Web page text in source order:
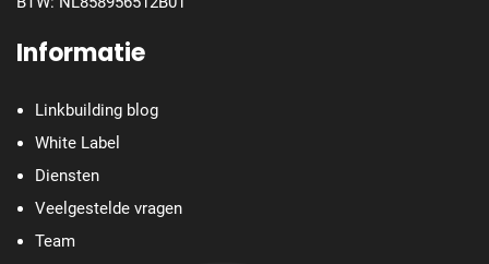
Informatie
Linkbuilding blog
White Label
Diensten
Veelgestelde vragen
Team